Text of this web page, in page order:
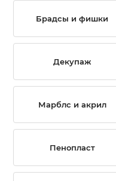
Брадсы и фишки
Декупаж
Марблс и акрил
Пенопласт